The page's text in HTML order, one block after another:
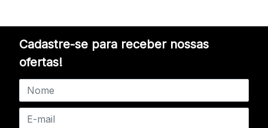
Cadastre-se para receber nossas
ofertas!